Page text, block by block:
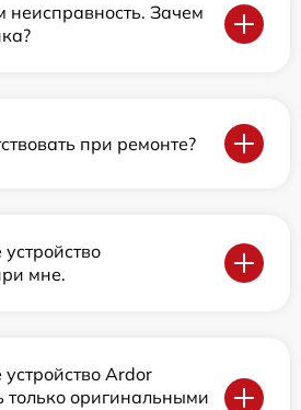
Зачем
при ремонте?
мне.
Ardor
только оригинальными